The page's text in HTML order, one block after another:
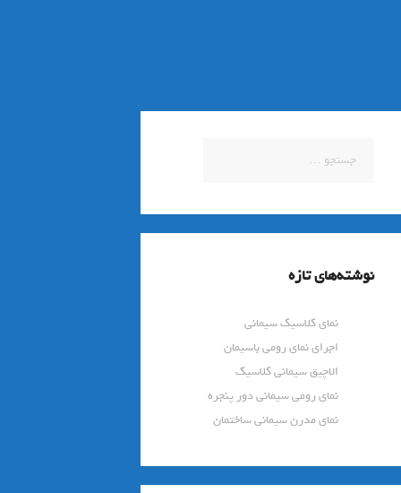
برای:
نوشته‌های تازه
نمای کلاسیک سیمانی
اجرای نمای رومی باسیمان
الاچیق سیمانی کلاسیک
نمای رومی سیمانی دور پنجره
نمای مدرن سیمانی ساختمان